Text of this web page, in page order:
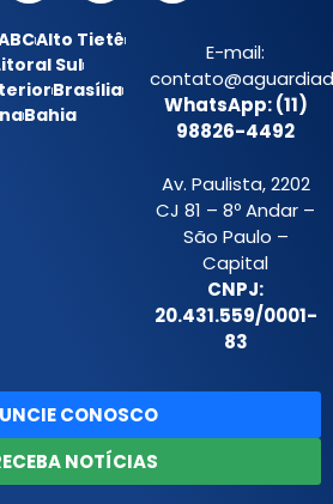
Alto Tietê
Sul
Brasília
Bahia
E-mail:
WhatsApp: (11)
98826-4492
Av. Paulista, 2202
CJ 81 – 8º Andar –
São Paulo –
Capital
CNPJ:
20.431.559/0001-
83
CONOSCO
NOTÍCIAS